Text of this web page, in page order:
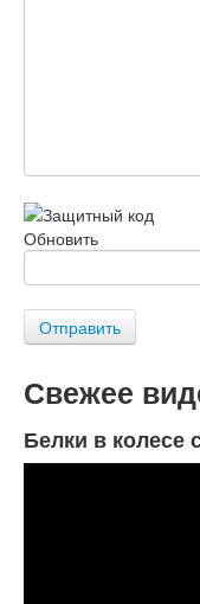
Обновить
Отправить
Свежее
Белки в колесе